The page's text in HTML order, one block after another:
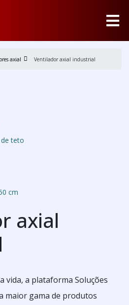
axial Ventilador axial industrial
teto
cm
axial
vida, a plataforma Soluções
maior gama de produtos